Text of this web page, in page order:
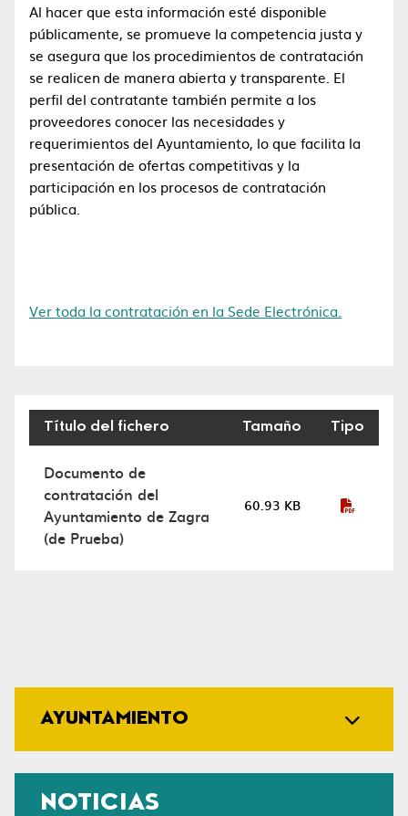
AYUNTAMIENTO
NOTICIAS
Al hacer que esta información esté disponible
públicamente, se promueve la competencia justa y
se asegura que los procedimientos de contratación
se realicen de manera abierta y transparente. El
perfil del contratante también permite a los
proveedores conocer las necesidades y
requerimientos del Ayuntamiento, lo que facilita la
presentación de ofertas competitivas y la
participación en los procesos de contratación
pública.
Ver toda la contratación en la Sede Electrónica.
Título del fichero Tamaño Tipo
Documento de
contratación del
Ayuntamiento de Zagra
(de Prueba)
60.93 KB